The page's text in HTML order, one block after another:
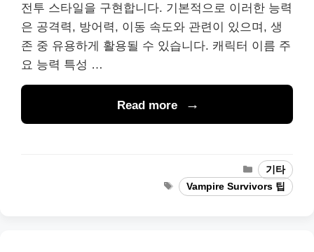
전투 스타일을 구현합니다. 기본적으로 이러한 능력
은 공격력, 방어력, 이동 속도와 관련이 있으며, 생
존 중 유용하게 활용될 수 있습니다. 캐릭터 이름 주
요 능력 특성 …
Read more
Categories
기타
TagsVampire Survivors 팁